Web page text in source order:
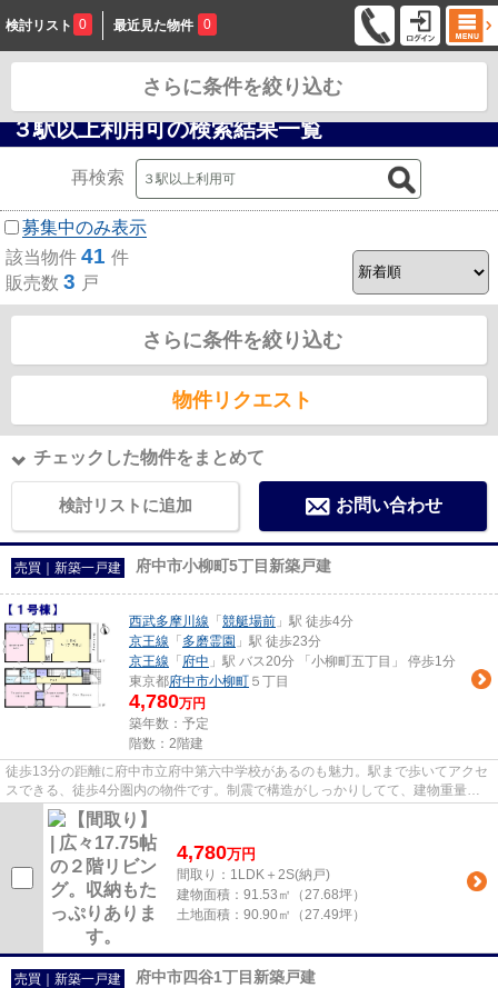
検討リスト 0 最近見た物件 0
３駅以上利用可の検索結果一覧
再検索
募集中のみ表示
該当物件 41 件
販売数 3 戸
さらに条件を絞り込む
物件リクエスト
チェックした物件をまとめて
検討リストに追加 お問い合わせ
売買｜新築一戸建 府中市小柳町5丁目新築戸建
西武多摩川線 「 競艇場前 」駅 徒歩4分
京王線 「 多磨霊園 」駅 徒歩23分
京王線 「 府中 」駅 バス20分 「小柳町五丁目」 停歩1分
東京都府中市小柳町 ５丁目
4,780万円
築年数：予定
階数：2階建
徒歩13分の距離に府中市立府中第六中学校があるのも魅力。駅まで歩いてアクセ
スできる、徒歩4分圏内の物件です。制震で構造がしっかりしてて、建物重量を
支えも頑丈です。新築戸建ての...
4,780万円
間取り：1LDK＋2S(納戸)
建物面積： 91.53㎡（27.68坪）
土地面積： 90.90㎡（27.49坪）
売買｜新築一戸建 府中市四谷1丁目新築戸建
さらに条件を絞り込む